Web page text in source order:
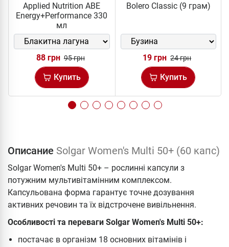
Applied Nutrition ABE
Energy+Performance 330
мл
88 грн 95 грн
Купить
Bolero Classic (9 грам)
19 грн 24 грн
Купить
Описание Solgar Women's Multi 50+ (60 капс)
Solgar Women's Multi 50+ – рослинні капсули з
потужним мультивітамінним комплексом.
Капсульована форма гарантує точне дозування
активних речовин та їх відстрочене вивільнення.
Особливості та переваги Solgar Women's Multi 50+:
постачає в організм 18 основних вітамінів і